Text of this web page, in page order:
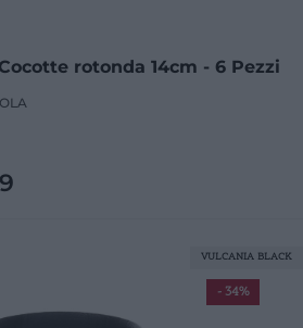
rotonda 14cm - 6 Pezzi
- 34%
VULCANIA BLACK